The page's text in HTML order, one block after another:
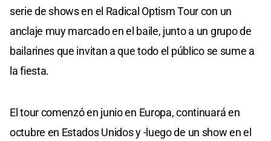
serie de shows en el Radical Optism Tour con un
anclaje muy marcado en el baile, junto a un grupo de
bailarines que invitan a que todo el público se sume a
la fiesta.
El tour comenzó en junio en Europa, continuará en
octubre en Estados Unidos y -luego de un show en el